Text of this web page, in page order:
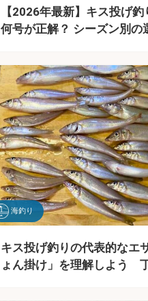
【2026年最新】キス投げ
何号が正解？ シーズン別の
海釣り
キス投げ釣りの代表的なエ
ょん掛け」を理解しよう